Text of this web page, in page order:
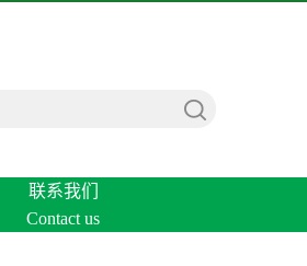
联系我们
Contact us